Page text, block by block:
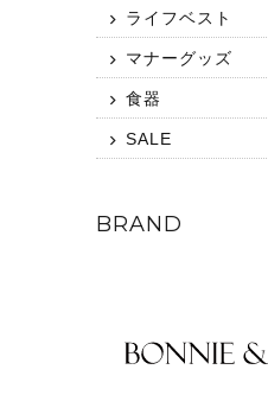
ライフベスト
マナーグッズ
食器
SALE
BRAND